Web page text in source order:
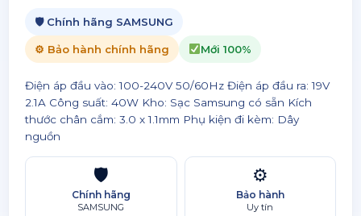
🛡 Chính hãng SAMSUNG
⚙ Bảo hành chính hãng Mới 100%
Điện áp đầu vào: 100-240V 50/60Hz Điện áp đầu ra: 19V
2.1A Công suất: 40W Kho: Sạc Samsung có sẵn Kích
thước chân cắm: 3.0 x 1.1mm Phụ kiện đi kèm: Dây
nguồn
🛡
Chính hãng
SAMSUNG
⚙
Bảo hành
Uy tín